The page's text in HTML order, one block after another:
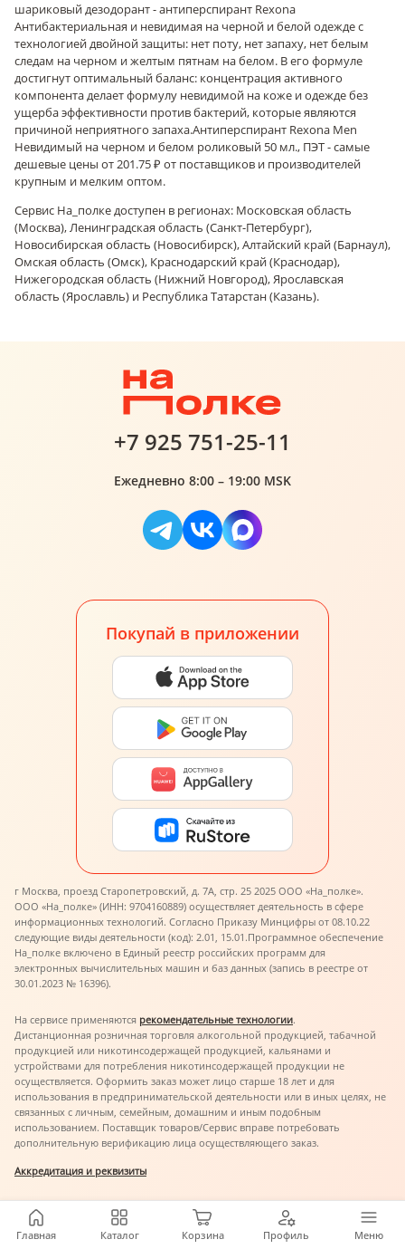
Главная Каталог Корзина Профиль Меню
шариковый дезодорант - антиперспирант Rexona
Антибактериальная и невидимая на черной и белой одежде с
технологией двойной защиты: нет поту, нет запаху, нет белым
следам на черном и желтым пятнам на белом. В его формуле
достигнут оптимальный баланс: концентрация активного
компонента делает формулу невидимой на коже и одежде без
ущерба эффективности против бактерий, которые являются
причиной неприятного запаха.Антиперспирант Rexona Men
Невидимый на черном и белом роликовый 50 мл., ПЭТ - самые
дешевые цены от 201.75 ₽ от поставщиков и производителей
крупным и мелким оптом.
Сервис На_полке доступен в регионах: Московская область
(Москва), Ленинградская область (Санкт-Петербург),
Новосибирская область (Новосибирск), Алтайский край (Барнаул),
Омская область (Омск), Краснодарский край (Краснодар),
Нижегородская область (Нижний Новгород), Ярославская
область (Ярославль) и Республика Татарстан (Казань).
+7 925 751-25-11
Ежедневно 8:00 – 19:00 MSK
Покупай в приложении
г Москва, проезд Старопетровский, д. 7А, стр. 25 2025 ООО «На_полке».
ООО «На_полке» (ИНН: 9704160889) осуществляет деятельность в сфере
информационных технологий. Согласно Приказу Минцифры от 08.10.22
следующие виды деятельности (код): 2.01, 15.01.Программное обеспечение
На_полке включено в Единый реестр российских программ для
электронных вычислительных машин и баз данных (запись в реестре от
30.01.2023 № 16396).
На сервисе применяются рекомендательные технологии.
Дистанционная розничная торговля алкогольной продукцией, табачной
продукцией или никотинсодержащей продукцией, кальянами и
устройствами для потребления никотинсодержащей продукции не
осуществляется. Оформить заказ может лицо старше 18 лет и для
использования в предпринимательской деятельности или в иных целях, не
связанных с личным, семейным, домашним и иным подобным
использованием. Поставщик товаров/Сервис вправе потребовать
дополнительную верификацию лица осуществляющего заказ.
Аккредитация и реквизиты